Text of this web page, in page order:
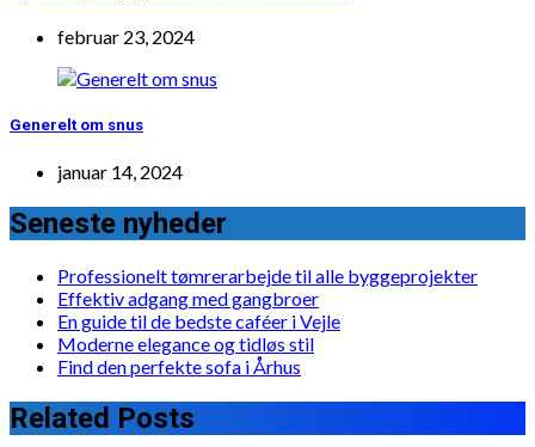
februar 23, 2024
Generelt om snus
januar 14, 2024
Seneste nyheder
Professionelt tømrerarbejde til alle byggeprojekter
Effektiv adgang med gangbroer
En guide til de bedste caféer i Vejle
Moderne elegance og tidløs stil
Find den perfekte sofa i Århus
Related Posts